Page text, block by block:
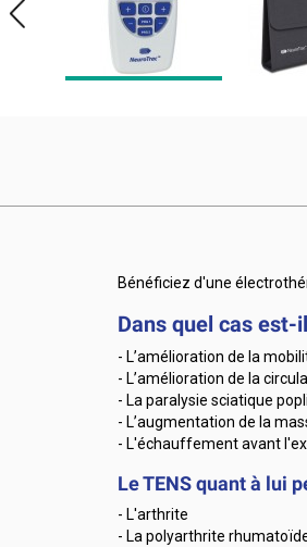
Bénéficiez d'une
Dans quel cas
- L’amélioration de la
- L’amélioration de la
- La paralysie sciatique
- L’augmentation de la
- L'échauffement avant
Le TENS quant à lui
- L'arthrite
- La polyarthrite